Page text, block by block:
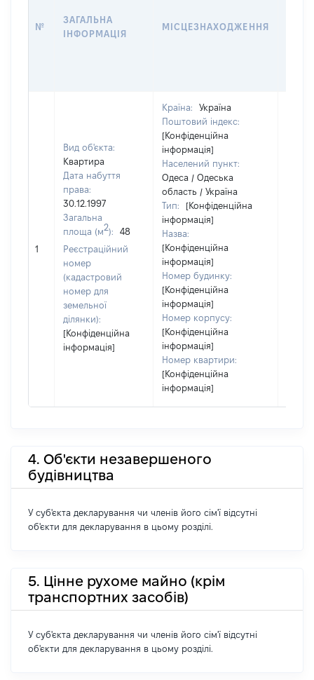
№
ЗАГАЛЬНА
ІНФОРМАЦІЯ
МІСЦЕЗНАХОДЖЕННЯ
1
Вид об'єкта:
Квартира
Дата набуття
права:
30.12.1997
Загальна
площа (м2):
48
Реєстраційний
номер
(кадастровий
номер для
земельної
ділянки):
[Конфіденційна
інформація]
Країна:
Україна
Поштовий індекс:
[Конфіденційна
інформація]
Населений пункт:
Одеса / Одеська
область / Україна
Тип:
[Конфіденційна
інформація]
Назва:
[Конфіденційна
інформація]
Номер будинку:
[Конфіденційна
інформація]
Номер корпусу:
[Конфіденційна
інформація]
Номер квартири:
[Конфіденційна
інформація]
4. Об'єкти незавершеного
будівництва
У суб'єкта декларування чи членів його сім'ї відсутні
об'єкти для декларування в цьому розділі.
5. Цінне рухоме майно (крім
транспортних засобів)
У суб'єкта декларування чи членів його сім'ї відсутні
об'єкти для декларування в цьому розділі.